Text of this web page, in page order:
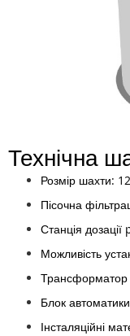
Технічна
Розмір шахти:
Пісочна
Станція дозації
Можливість
Трансформатор
Блок автоматики
Інсталяційні